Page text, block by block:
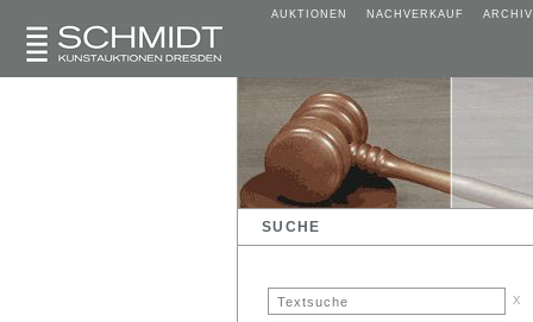
AUKTIONEN NACHVERKAUF ARCHIV
SUCHE
x